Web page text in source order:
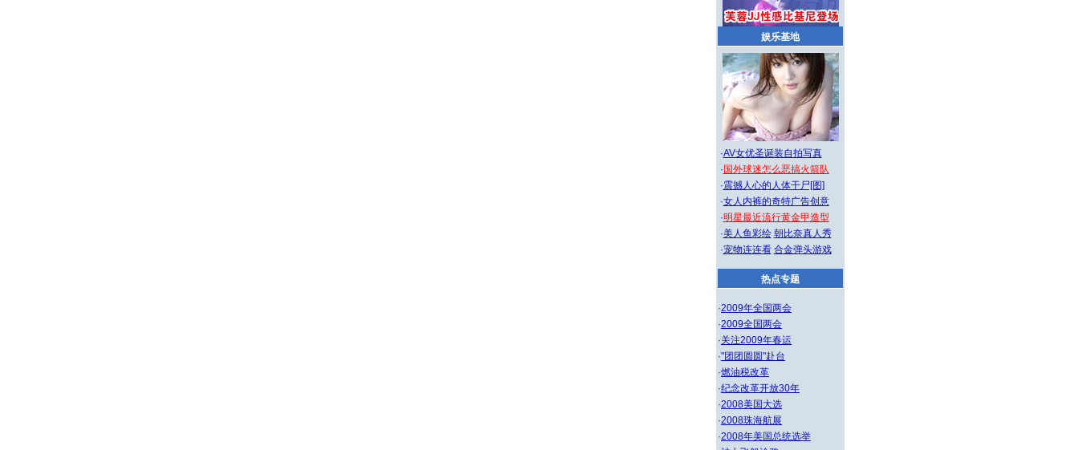
娱乐基地
·AV女优圣诞装自拍写真
· 国外球迷怎么恶搞火箭队
·震撼人心的人体干尸[图]
·女人内裤的奇特广告创意
·明星最近流行黄金甲造型
·美人鱼彩绘 朝比奈真人秀
·宠物连连看 合金弹头游戏
热点专题
·2009年全国两会
·2009全国两会
·关注2009年春运
·"团团圆圆"赴台
·燃油税改革
·纪念改革开放30年
·2008美国大选
·2008珠海航展
·2008年美国总统选举